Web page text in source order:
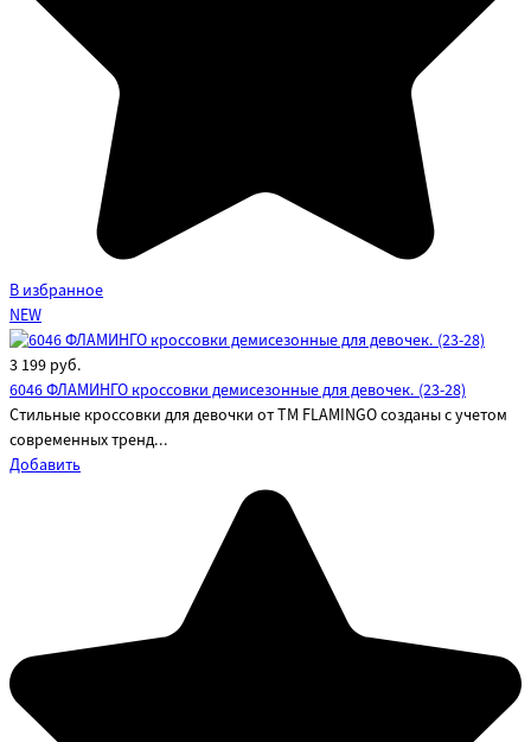
В избранное
NEW
3 199 руб.
6046 ФЛАМИНГО кроссовки демисезонные для девочек. (23-28)
Стильные кроссовки для девочки от ТМ FLAMINGO созданы с учетом
современных тренд...
Добавить